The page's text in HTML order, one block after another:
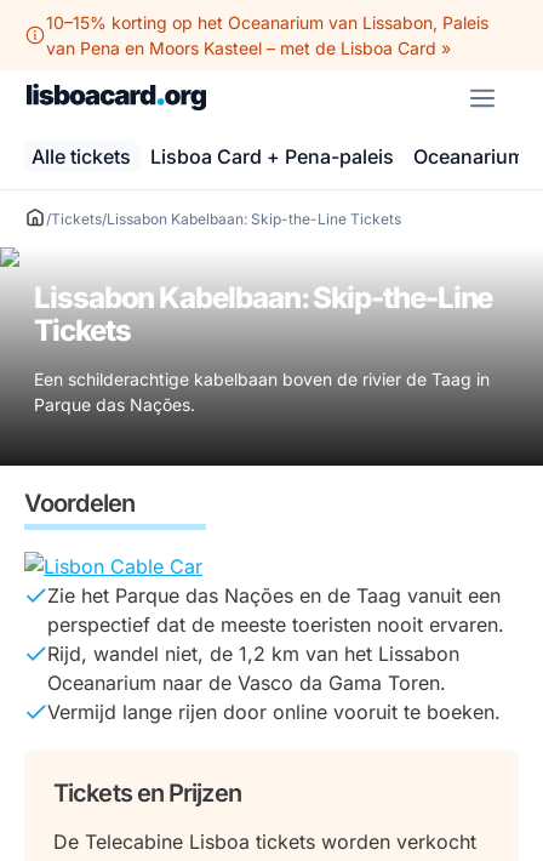
naar
inhoud
10–15% korting op het Oceanarium van Lissabon, Paleis
van Pena en Moors Kasteel – met de Lisboa Card »
Alle tickets Lisboa Card + Pena-paleis Oceanarium
/Tickets/Lissabon Kabelbaan: Skip-the-Line Tickets
Lissabon Kabelbaan: Skip-the-Line
Tickets
Een schilderachtige kabelbaan boven de rivier de Taag in
Parque das Nações.
Voordelen
Zie het Parque das Nações en de Taag vanuit een
perspectief dat de meeste toeristen nooit ervaren.
Rijd, wandel niet, de 1,2 km van het Lissabon
Oceanarium naar de Vasco da Gama Toren.
Vermijd lange rijen door online vooruit te boeken.
Tickets en Prijzen
De Telecabine Lisboa tickets worden verkocht